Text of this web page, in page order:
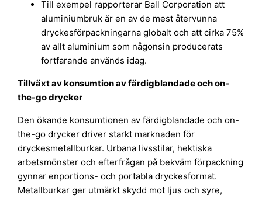
Till exempel rapporterar Ball Corporation att
aluminiumbruk är en av de mest återvunna
dryckesförpackningarna globalt och att cirka 75%
av allt aluminium som någonsin producerats
fortfarande används idag.
Tillväxt av konsumtion av färdigblandade och on-
the-go drycker
Den ökande konsumtionen av färdigblandade och on-
the-go drycker driver starkt marknaden för
dryckesmetallburkar. Urbana livsstilar, hektiska
arbetsmönster och efterfrågan på bekväm förpackning
gynnar enportions- och portabla dryckesformat.
Metallburkar ger utmärkt skydd mot ljus och syre,